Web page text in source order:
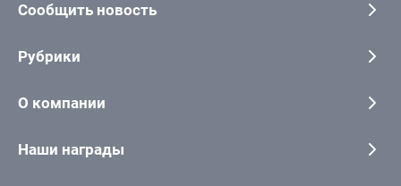
Сообщить новость
Рубрики
О компании
Наши награды